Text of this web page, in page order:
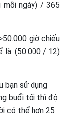
mỗi ngày) / 365
giờ chiếu
là: (50.000 / 12)
bạn sử dụng
buổi tối thì độ
có thể hơn 25